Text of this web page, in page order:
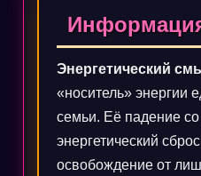
Энергетический
«носитель» энергии
семьи. Её падение
энергетический
освобождение от